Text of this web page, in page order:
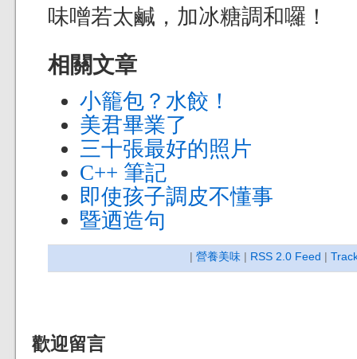
味噌若太鹹，加冰糖調和囉！
相關文章
小籠包？水餃！
美君畢業了
三十張最好的照片
C++ 筆記
即使孩子調皮不懂事
暨迺造句
| 營養美味 | RSS 2.0 Feed |
歡迎留言